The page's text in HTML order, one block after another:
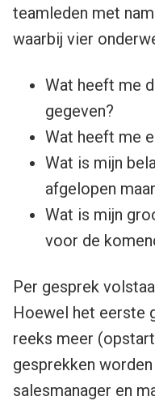
teamleden met
waarbij vier
Wat heeft me
gegeven?
Wat heeft me
Wat is mijn
afgelopen
Wat is mijn
voor de
Per gesprek
Hoewel het eerste
reeks meer
gesprekken
salesmanager en